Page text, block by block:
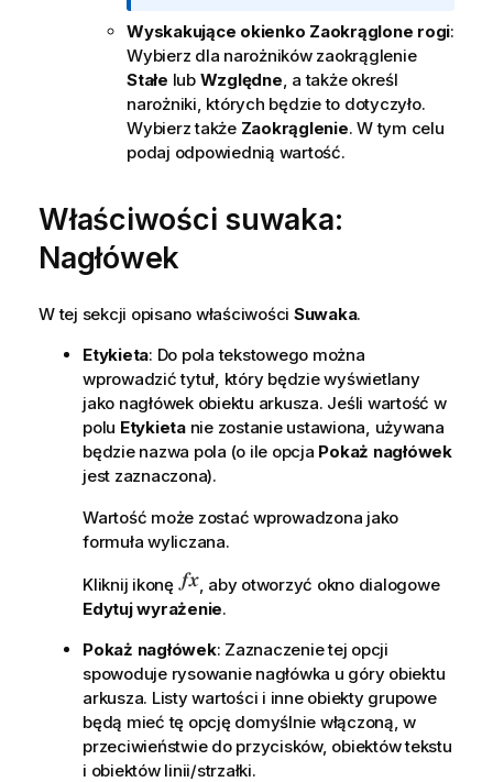
c
j
a
Wyskakujące okienko Zaokrąglone rogi:
Wybierz dla narożników zaokrąglenie
Stałe lub Względne, a także określ
narożniki, których będzie to dotyczyło.
Wybierz także Zaokrąglenie. W tym celu
podaj odpowiednią wartość.
Właściwości suwaka:
Nagłówek
W tej sekcji opisano właściwości Suwaka.
Etykieta: Do pola tekstowego można
wprowadzić tytuł, który będzie wyświetlany
jako nagłówek obiektu arkusza. Jeśli wartość w
polu Etykietanie zostanie ustawiona, używana
będzie nazwa pola (o ile opcja Pokaż nagłówek
jest zaznaczona).
Wartość może zostać wprowadzona jako
formuła wyliczana.
Kliknij ikonę
, aby otworzyć okno dialogowe
Edytuj wyrażenie.
Pokaż nagłówek: Zaznaczenie tej opcji
spowoduje rysowanie nagłówka u góry obiektu
arkusza. Listy wartości i inne obiekty grupowe
będą mieć tę opcję domyślnie włączoną, w
przeciwieństwie do przycisków, obiektów tekstu
i obiektów linii/strzałki.